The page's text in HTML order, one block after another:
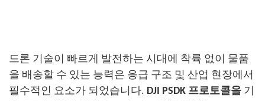
드론 기술이 빠르게 발전하는 시대에 착륙 없이 물품
을 배송할 수 있는 능력은 응급 구조 및 산업 현장에서
필수적인 요소가 되었습니다. DJI PSDK 프로토콜을 기